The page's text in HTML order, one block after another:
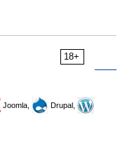
18+
Joomla,
Drupal,